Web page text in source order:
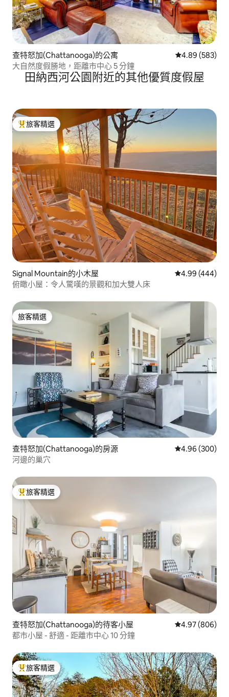
查特怒加(Chattanooga)的公寓 從 583 則評價
4.89 (583)
大自然度假勝地，距離市中心 5 分鐘
田納西河公園附近的其他優質度假屋
旅客精選榜首
旅客精選
Signal Mountain的小木屋 從 444 則評價
4.99 (444)
俯瞰小屋：令人驚嘆的景觀和加大雙人床
旅客精選
旅客精選
查特怒加(Chattanooga)的房源 從 300 則評價
4.96 (300)
河邊的巢穴
旅客精選榜首
旅客精選
查特怒加(Chattanooga)的待客小屋 從 806 則評價
4.97 (806)
都市小屋 - 舒適 - 距離市中心 10 分鐘
旅客精選榜首
旅客精選